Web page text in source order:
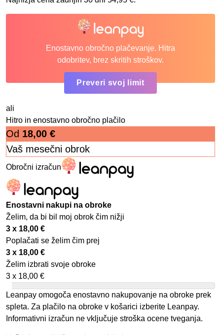
Enostavno obročno plačevanje. Hitra
odobritev, brez skritih stroškov.
Preveri svoj limit
ali
Hitro in enostavno obročno plačilo
Od 18,00 €
Vaš mesečni obrok
Obročni izračun
Enostavni nakupi na obroke
Želim, da bi bil moj obrok čim nižji
3 x 18,00 €
Poplačati se želim čim prej
3 x 18,00 €
Želim izbrati svoje obroke
3 x 18,00 €
Leanpay omogoča enostavno nakupovanje na obroke prek
spleta. Za plačilo na obroke v košarici izberite Leanpay.
Informativni izračun ne vključuje stroška ocene tveganja.